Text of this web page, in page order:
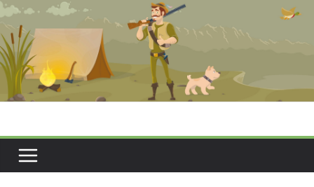
Перейти
содержимому